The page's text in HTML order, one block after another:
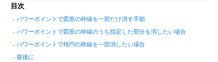
目次
パワーポイントで図形の枠線を一部だけ消す手順
パワーポイントで図形の枠線のうち指定した部分を消したい場合
パワーポイントで楕円の枠線を一部消したい場合
最後に